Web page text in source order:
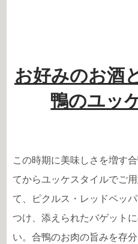
お好みのお酒
鴨のユッ
この時期に美味しさを増す
てからユッケスタイルでご
て、ピクルス・レッドペッ
つけ、添えられたバゲット
い。合鴨のお肉の旨みを存